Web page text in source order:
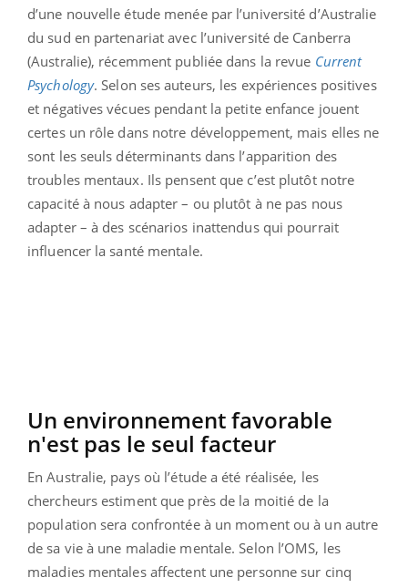
d’une nouvelle étude menée par l’université d’Australie
du sud en partenariat avec l’université de Canberra
(Australie), récemment publiée dans la revue Current
Psychology. Selon ses auteurs, les expériences positives
et négatives vécues pendant la petite enfance jouent
certes un rôle dans notre développement, mais elles ne
sont les seuls déterminants dans l’apparition des
troubles mentaux. Ils pensent que c’est plutôt notre
capacité à nous adapter – ou plutôt à ne pas nous
adapter – à des scénarios inattendus qui pourrait
influencer la santé mentale.
Un environnement favorable
n'est pas le seul facteur
En Australie, pays où l’étude a été réalisée, les
chercheurs estiment que près de la moitié de la
population sera confrontée à un moment ou à un autre
de sa vie à une maladie mentale. Selon l’OMS, les
maladies mentales affectent une personne sur cinq